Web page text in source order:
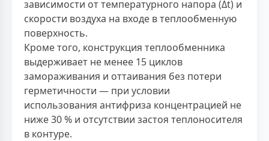
зависимости от температурного напора (Δt) и
скорости воздуха на входе в теплообменную
поверхность.
Кроме того, конструкция теплообменника
выдерживает не менее 15 циклов
замораживания и оттаивания без потери
герметичности — при условии
использования антифриза концентрацией не
ниже 30 % и отсутствии застоя теплоносителя
в контуре.